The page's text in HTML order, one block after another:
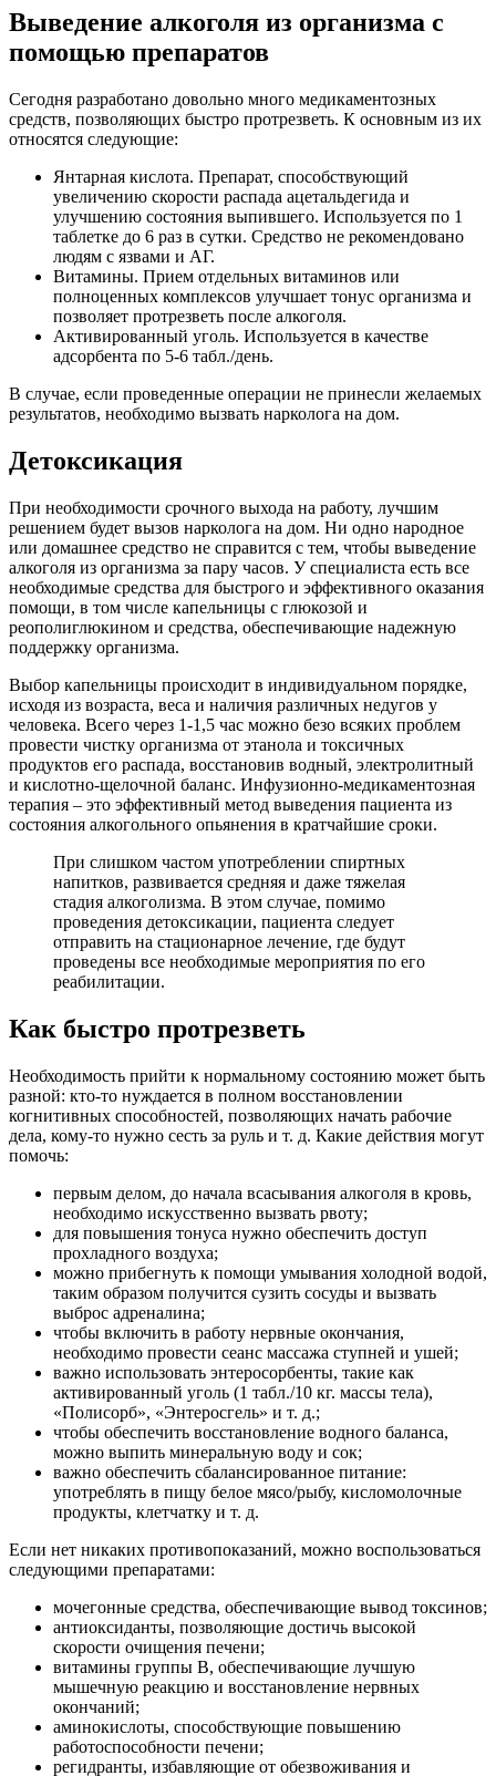
Выведение алкоголя из организма с
помощью препаратов
Сегодня разработано довольно много медикаментозных
средств, позволяющих быстро протрезветь. К основным из их
относятся следующие:
Янтарная кислота. Препарат, способствующий
увеличению скорости распада ацетальдегида и
улучшению состояния выпившего. Используется по 1
таблетке до 6 раз в сутки. Средство не рекомендовано
людям с язвами и АГ.
Витамины. Прием отдельных витаминов или
полноценных комплексов улучшает тонус организма и
позволяет протрезветь после алкоголя.
Активированный уголь. Используется в качестве
адсорбента по 5-6 табл./день.
В случае, если проведенные операции не принесли желаемых
результатов, необходимо вызвать нарколога на дом.
Детоксикация
При необходимости срочного выхода на работу, лучшим
решением будет вызов нарколога на дом. Ни одно народное
или домашнее средство не справится с тем, чтобы выведение
алкоголя из организма за пару часов. У специалиста есть все
необходимые средства для быстрого и эффективного оказания
помощи, в том числе капельницы с глюкозой и
реополиглюкином и средства, обеспечивающие надежную
поддержку организма.
Выбор капельницы происходит в индивидуальном порядке,
исходя из возраста, веса и наличия различных недугов у
человека. Всего через 1-1,5 час можно безо всяких проблем
провести чистку организма от этанола и токсичных
продуктов его распада, восстановив водный, электролитный
и кислотно-щелочной баланс. Инфузионно-медикаментозная
терапия – это эффективный метод выведения пациента из
состояния алкогольного опьянения в кратчайшие сроки.
При слишком частом употреблении спиртных
напитков, развивается средняя и даже тяжелая
стадия алкоголизма. В этом случае, помимо
проведения детоксикации, пациента следует
отправить на стационарное лечение, где будут
проведены все необходимые мероприятия по его
реабилитации.
Как быстро протрезветь
Необходимость прийти к нормальному состоянию может быть
разной: кто-то нуждается в полном восстановлении
когнитивных способностей, позволяющих начать рабочие
дела, кому-то нужно сесть за руль и т. д. Какие действия могут
помочь:
первым делом, до начала всасывания алкоголя в кровь,
необходимо искусственно вызвать рвоту;
для повышения тонуса нужно обеспечить доступ
прохладного воздуха;
можно прибегнуть к помощи умывания холодной водой,
таким образом получится сузить сосуды и вызвать
выброс адреналина;
чтобы включить в работу нервные окончания,
необходимо провести сеанс массажа ступней и ушей;
важно использовать энтеросорбенты, такие как
активированный уголь (1 табл./10 кг. массы тела),
«Полисорб», «Энтеросгель» и т. д.;
чтобы обеспечить восстановление водного баланса,
можно выпить минеральную воду и сок;
важно обеспечить сбалансированное питание:
употреблять в пищу белое мясо/рыбу, кисломолочные
продукты, клетчатку и т. д.
Если нет никаких противопоказаний, можно воспользоваться
следующими препаратами:
мочегонные средства, обеспечивающие вывод токсинов;
антиоксиданты, позволяющие достичь высокой
скорости очищения печени;
витамины группы В, обеспечивающие лучшую
мышечную реакцию и восстановление нервных
окончаний;
аминокислоты, способствующие повышению
работоспособности печени;
регидранты, избавляющие от обезвоживания и